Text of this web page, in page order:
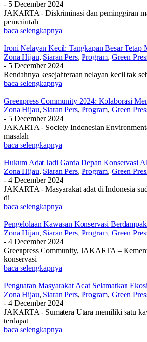
- 5 December 2024
JAKARTA - Diskriminasi dan peminggiran
pemerintah
baca selengkapnya
Ironi Nelayan Kecil: Tangkapan Besar Tetap
Zona Hijau, Siaran Pers, Program, Green
- 5 December 2024
Rendahnya kesejahteraan nelayan kecil tak
baca selengkapnya
Greenpress Community 2024: Kolaborasi
Zona Hijau, Siaran Pers, Program, Green
- 5 December 2024
JAKARTA - Society Indonesian
masalah
baca selengkapnya
Hukum Adat Jadi Garda Depan Konservasi
Zona Hijau, Siaran Pers, Program, Green
- 4 December 2024
JAKARTA - Masyarakat adat di Indonesia
di
baca selengkapnya
Pengelolaan Kawasan Konservasi
Zona Hijau, Siaran Pers, Program, Green
- 4 December 2024
Greenpress Community, JAKARTA –
konservasi
baca selengkapnya
Penguatan Masyarakat Adat Selamatkan
Zona Hijau, Siaran Pers, Program, Green
- 4 December 2024
JAKARTA - Sumatera Utara memiliki satu
terdapat
baca selengkapnya